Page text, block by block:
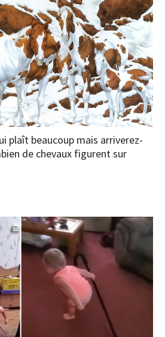
plaît beaucoup mais arriverez-
de chevaux figurent sur